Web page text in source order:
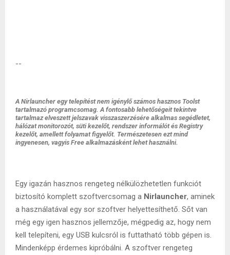
--
A Nirlauncher egy telepítést nem igénylő számos hasznos Toolst
tartalmazó programcsomag. A fontosabb lehetőségeit tekintve
tartalmaz elveszett jelszavak visszaszerzésére alkalmas segédletet,
hálózat monitorozót, süti kezelőt, rendszer informálót és Registry
kezelőt, amellett folyamat figyelőt. Természetesen ezt mind
ingyenesen, vagyis Free alkalmazásként lehet használni.
Egy igazán hasznos rengeteg nélkülözhetetlen funkciót
biztosító komplett szoftvercsomag a Nirlauncher, aminek
a használatával egy sor szoftver helyettesíthető. Sőt van
még egy igen hasznos jellemzője, mégpedig az, hogy nem
kell telepíteni, egy USB kulcsról is futtatható több gépen is.
Mindenképp érdemes kipróbálni. A szoftver rengeteg